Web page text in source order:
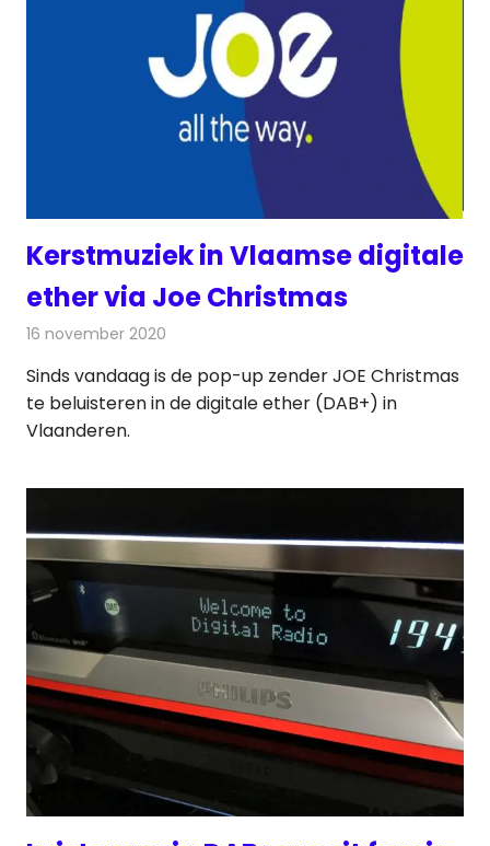
Kerstmuziek in Vlaamse digitale
ether via Joe Christmas
16 november 2020
Sinds vandaag is de pop-up zender JOE Christmas
te beluisteren in de digitale ether (DAB+) in
Vlaanderen.